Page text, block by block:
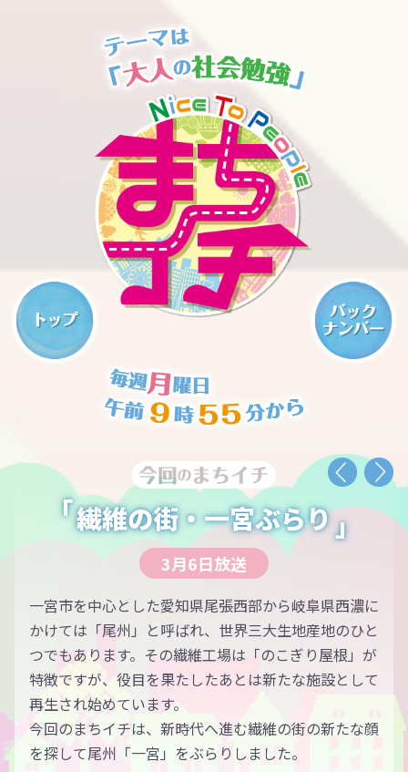
繊維の街・一宮ぶらり
3月6日放送
一宮市を中心とした愛知県尾張西部から岐阜県西濃に
かけては「尾州」と呼ばれ、世界三大生地産地のひと
つでもあります。その繊維工場は「のこぎり屋根」が
特徴ですが、役目を果たしたあとは新たな施設として
再生され始めています。
今回のまちイチは、新時代へ進む繊維の街の新たな顔
を探して尾州「一宮」をぶらりしました。